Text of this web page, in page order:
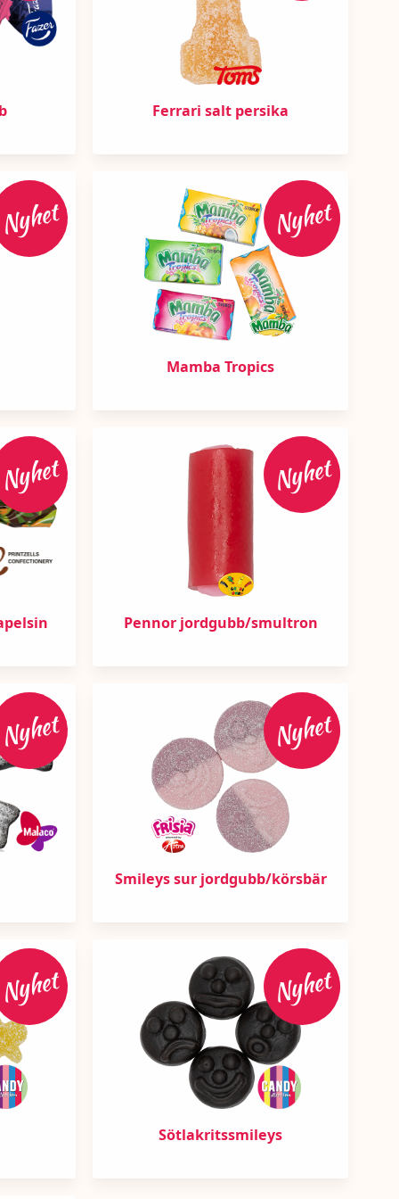
Ferrari salt persika
Nyhet
Mamba Tropics
Nyhet
Pennor jordgubb/smultron
Nyhet
Smileys sur jordgubb/körsbär
Nyhet
Sötlakritssmileys